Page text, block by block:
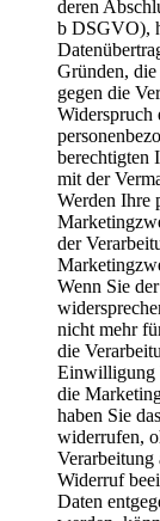
deren
b DSGVO),
Gründen, die
gegen die
Widerspruch
berechtigten
mit der
Werden Ihre
der
Wenn Sie
nicht mehr
die
Einwilligung
die
haben Sie
widerrufen,
Widerruf
Daten